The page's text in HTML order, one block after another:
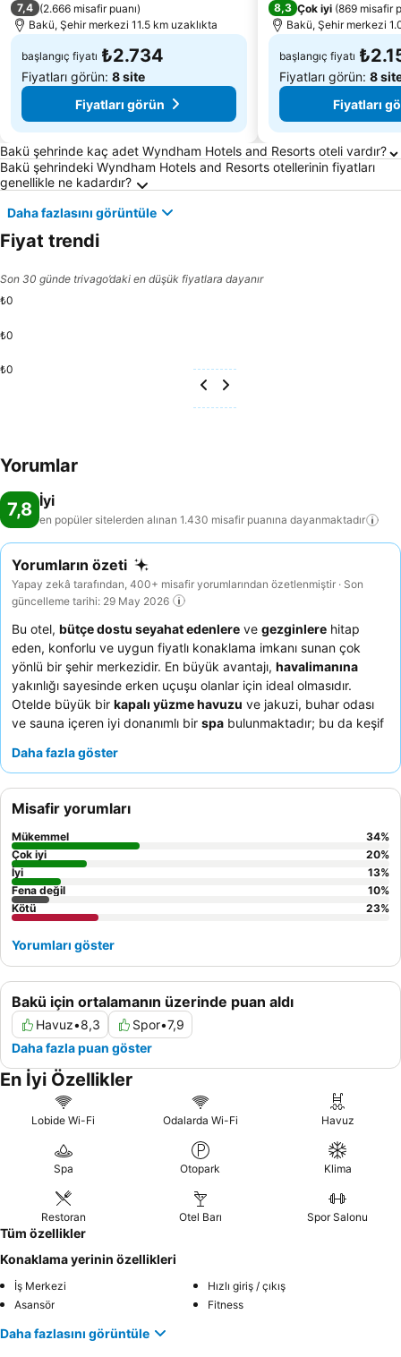
7,4 (2.666 misafir puanı)
Bakü, Şehir merkezi 11.5 km uzaklıkta
başlangıç fiyatı ₺2.734
Fiyatları görün: 8 site
Fiyatları görün
8,3 Çok iyi (869 misafir
Bakü, Şehir merkezi
başlangıç fiyatı
Fiyatları görün: 8
Fiyatları
Bakü Hakkında Sıkça Sorulan Sorular
Bakü şehrinde kaç adet Wyndham Hotels and Resorts oteli vardır?
Bakü şehrindeki Wyndham Hotels and Resorts otellerinin fiyatları
genellikle ne kadardır?
Daha fazlasını görüntüle
Fiyat trendi
Son 30 günde trivago’daki en düşük fiyatlara dayanır
₺0
₺0
₺0
Yorumlar
7,8 İyi
en popüler sitelerden alınan 1.430 misafir puanına dayanmaktadır
Yorumların özeti
Yapay zekâ tarafından, 400+ misafir yorumlarından özetlenmiştir · Son
güncelleme tarihi: 29 May 2026
Bu otel, bütçe dostu seyahat edenlere ve gezginlere hitap
eden, konforlu ve uygun fiyatlı konaklama imkanı sunan çok
yönlü bir şehir merkezidir. En büyük avantajı, havalimanına
yakınlığı sayesinde erken uçuşu olanlar için ideal olmasıdır.
Otelde büyük bir kapalı yüzme havuzu ve jakuzi, buhar odası
ve sauna içeren iyi donanımlı bir spa bulunmaktadır; bu da keşif
hizmette bazı tutarsızlıklar olmasına rağmen, genellikle
yardımseverliğini
misafirlerin bahçeye bakan bir oda talep etmeleri önerilir.
Daha fazla göster
Bakü için ortalamanın üzerinde puan aldı
Havuz•8,3 Spor•7,9
Daha fazla puan göster
Misafir yorumları
Mükemmel 34%
Çok iyi
20%
İyi
13%
Fena değil
10%
Kötü
23%
Yorumları göster
En İyi Özellikler
Lobide Wi-Fi Odalarda Wi-Fi Havuz
Spa Otopark Klima
Restoran Otel Barı Spor Salonu
Tüm özellikler
Konaklama yerinin özellikleri
İş Merkezi
Hızlı giriş / çıkış
Asansör
Fitness
Daha fazlasını görüntüle